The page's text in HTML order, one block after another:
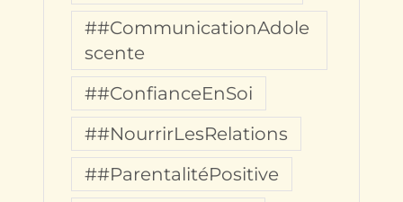
##CommunicationAdole
scente
##ConfianceEnSoi
##NourrirLesRelations
##ParentalitéPositive